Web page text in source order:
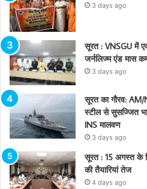
3 days ago
सूरत : VNSGU में एक
जर्नलिज्म एंड मास
3 days ago
सूरत का गौरव: AM/
स्टील से सुसज्जित
INS मालवण
3 days ago
सूरत : 15 अगस्त के
की तैयारियां तेज
4 days ago